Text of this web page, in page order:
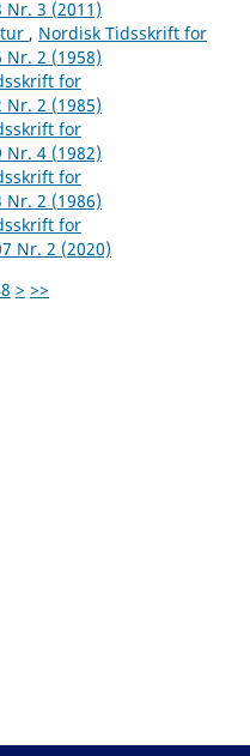
3 (2011)
, Nordisk Tidsskrift for
2 (1958)
for
2 (1985)
for
4 (1982)
for
2 (1986)
for
Nr. 2 (2020)
> >>